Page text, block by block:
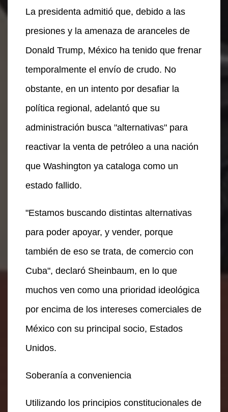
La presidenta admitió que, debido a las
presiones y la amenaza de aranceles de
Donald Trump, México ha tenido que frenar
temporalmente el envío de crudo. No
obstante, en un intento por desafiar la
política regional, adelantó que su
administración busca "alternativas" para
reactivar la venta de petróleo a una nación
que Washington ya cataloga como un
estado fallido.
"Estamos buscando distintas alternativas
para poder apoyar, y vender, porque
también de eso se trata, de comercio con
Cuba", declaró Sheinbaum, en lo que
muchos ven como una prioridad ideológica
por encima de los intereses comerciales de
México con su principal socio, Estados
Unidos.
Soberanía a conveniencia
Utilizando los principios constitucionales de